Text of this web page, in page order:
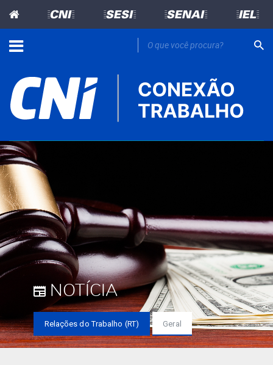
=CNI= =SESI= =SENAI= =IEL=
NOTÍCIA
Relações do Trabalho (RT) Geral